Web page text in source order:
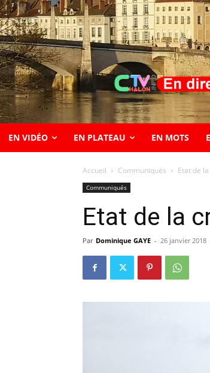
EN VIDÉO EN PLATEAU EN MOTS
Accueil Communiqués Etat de
Communiqués
Etat de la
Par Dominique GAYE - 26 janvier 2018